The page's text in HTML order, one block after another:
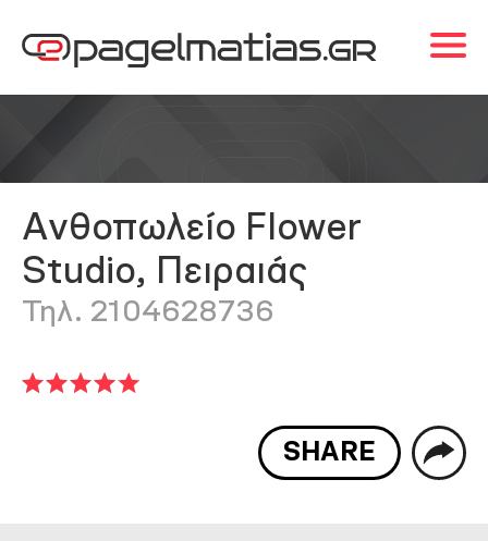
Ανθοπωλείο Flower
Studio, Πειραιάς
Τηλ. 2104628736
SHARE